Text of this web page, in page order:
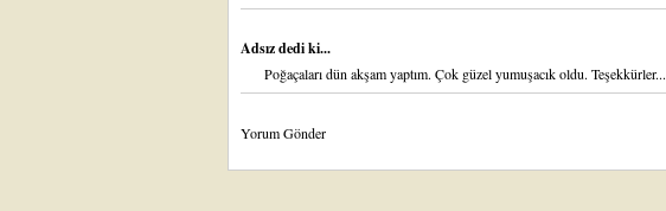
Adsız dedi ki...
Poğaçaları dün akşam yaptım. Çok güzel yumuşacık oldu. Teşekkürler...
Yorum Gönder